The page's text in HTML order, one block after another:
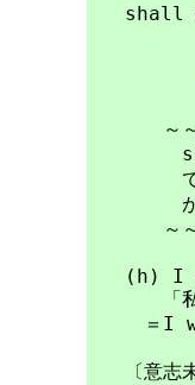
shall we
┛　┛　
～～～～
shall は
では、
が多
～～～～
(h) I
「私はあ
＝I will
〔意志未